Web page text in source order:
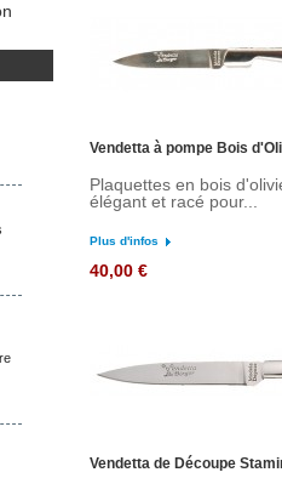
Vendetta à pompe Bois
Plaquettes en bois
élégant et racé pour...
Plus d'infos
40,00 €
Vendetta de Découpe